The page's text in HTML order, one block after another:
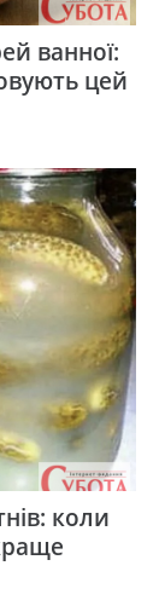
ванної:
цей
коли